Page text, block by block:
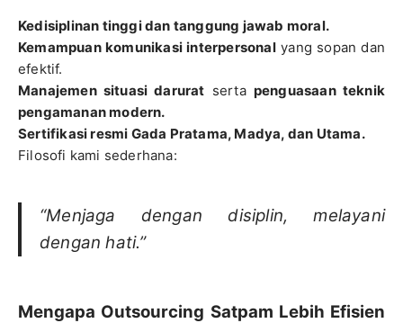
Kedisiplinan tinggi dan tanggung jawab moral.
Kemampuan komunikasi interpersonalyang sopan dan
efektif.
Manajemen situasi darurat serta penguasaan teknik
pengamanan modern.
Sertifikasi resmi Gada Pratama, Madya, dan Utama.
Filosofi kami sederhana:
“Menjaga dengan disiplin, melayani
dengan hati.”
Mengapa Outsourcing Satpam Lebih Efisien